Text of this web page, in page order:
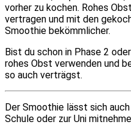
vorher zu kochen. Rohes
vertragen und mit den
Smoothie bekömmlicher.
Bist du schon in Phase 2
rohes Obst verwenden und
so auch verträgst.
Der Smoothie lässt sich
Schule oder zur Uni